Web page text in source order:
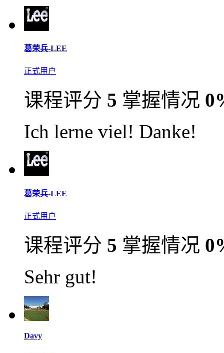
葛荣兵-LEE
正式用户
课程评分 5 掌握情况
Ich lerne viel! Danke!
葛荣兵-LEE
正式用户
课程评分 5 掌握情况
Sehr gut!
Davy